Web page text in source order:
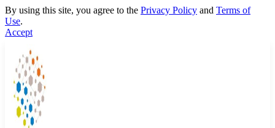
By using this site, you agree to the Privacy Policy and Terms of
Use.
Accept